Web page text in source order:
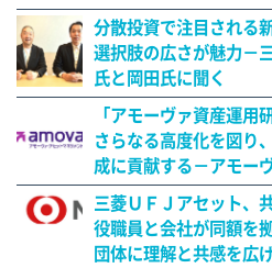
分散投資で注目される
選択肢の広さが魅力－
氏と岡田氏に聞く
「アモーヴァ資産運用
さらなる高度化を図り
成に貢献する－アモー
三菱ＵＦＪアセット、
役職員と会社が同額を
団体に理解と共感を広